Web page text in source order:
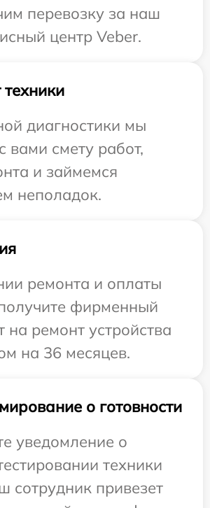
перевозку за наш
центр Veber.
диагностики мы
вами смету работ,
и займемся
неполадок.
ремонта и оплаты
фирменный
на ремонт устройства
на 36 месяцев.
о готовности
уведомление о
техники
сотрудник привезет